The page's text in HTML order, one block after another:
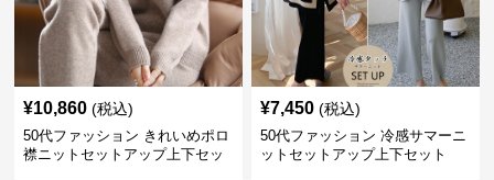
¥10,860 (税込)
50代ファッション きれいめポロ
襟ニットセットアップ上下セッ
¥7,450 (税込)
50代ファッション 冷感サマーニ
ットセットアップ上下セット